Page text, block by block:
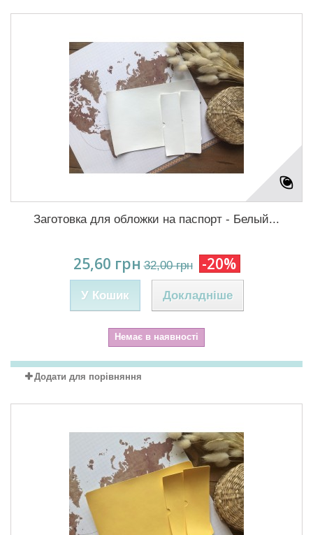
Заготовка для обложки на паспорт - Белый...
25,60 грн 32,00 грн -20%
У Кошик Докладніше
Немає в наявності
Додати для порівняння